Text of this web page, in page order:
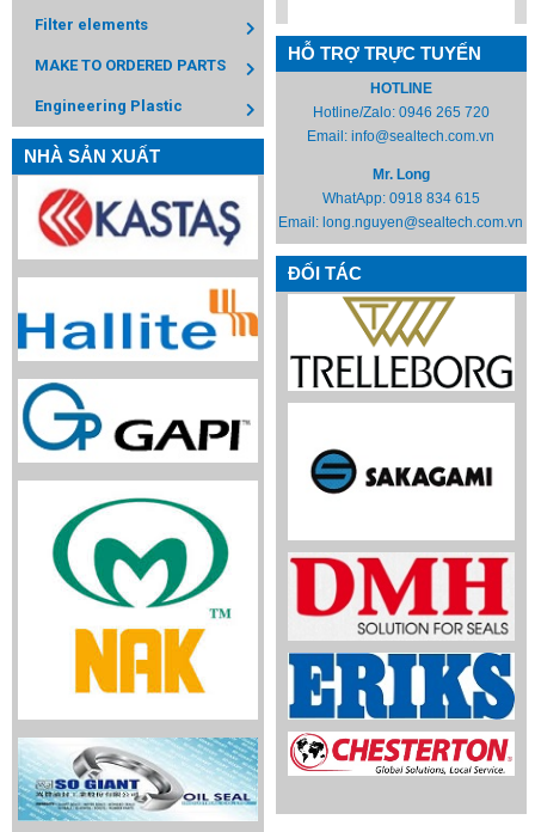
Filter elements
MAKE TO ORDERED PARTS
Engineering Plastic
NHÀ SẢN XUẤT
HỖ TRỢ TRỰC TUYẾN
HOTLINE
Hotline/Zalo: 0946 265 720
Email:info@sealtech.com.vn
Mr. Long
WhatApp: 0918 834 615
Email:long.nguyen@sealtech.com.vn
ĐỐI TÁC